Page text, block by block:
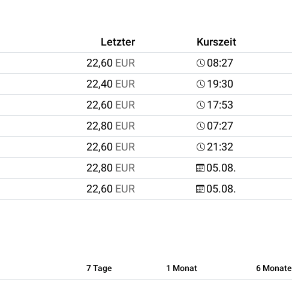
Letzter Kurszeit
22,60 EUR
08:27
22,40 EUR
19:30
22,60 EUR
17:53
22,80 EUR
07:27
22,60 EUR
21:32
22,80 EUR
05.08.
22,60 EUR 05.08.
7 Tage 1 Monat 6 Monate